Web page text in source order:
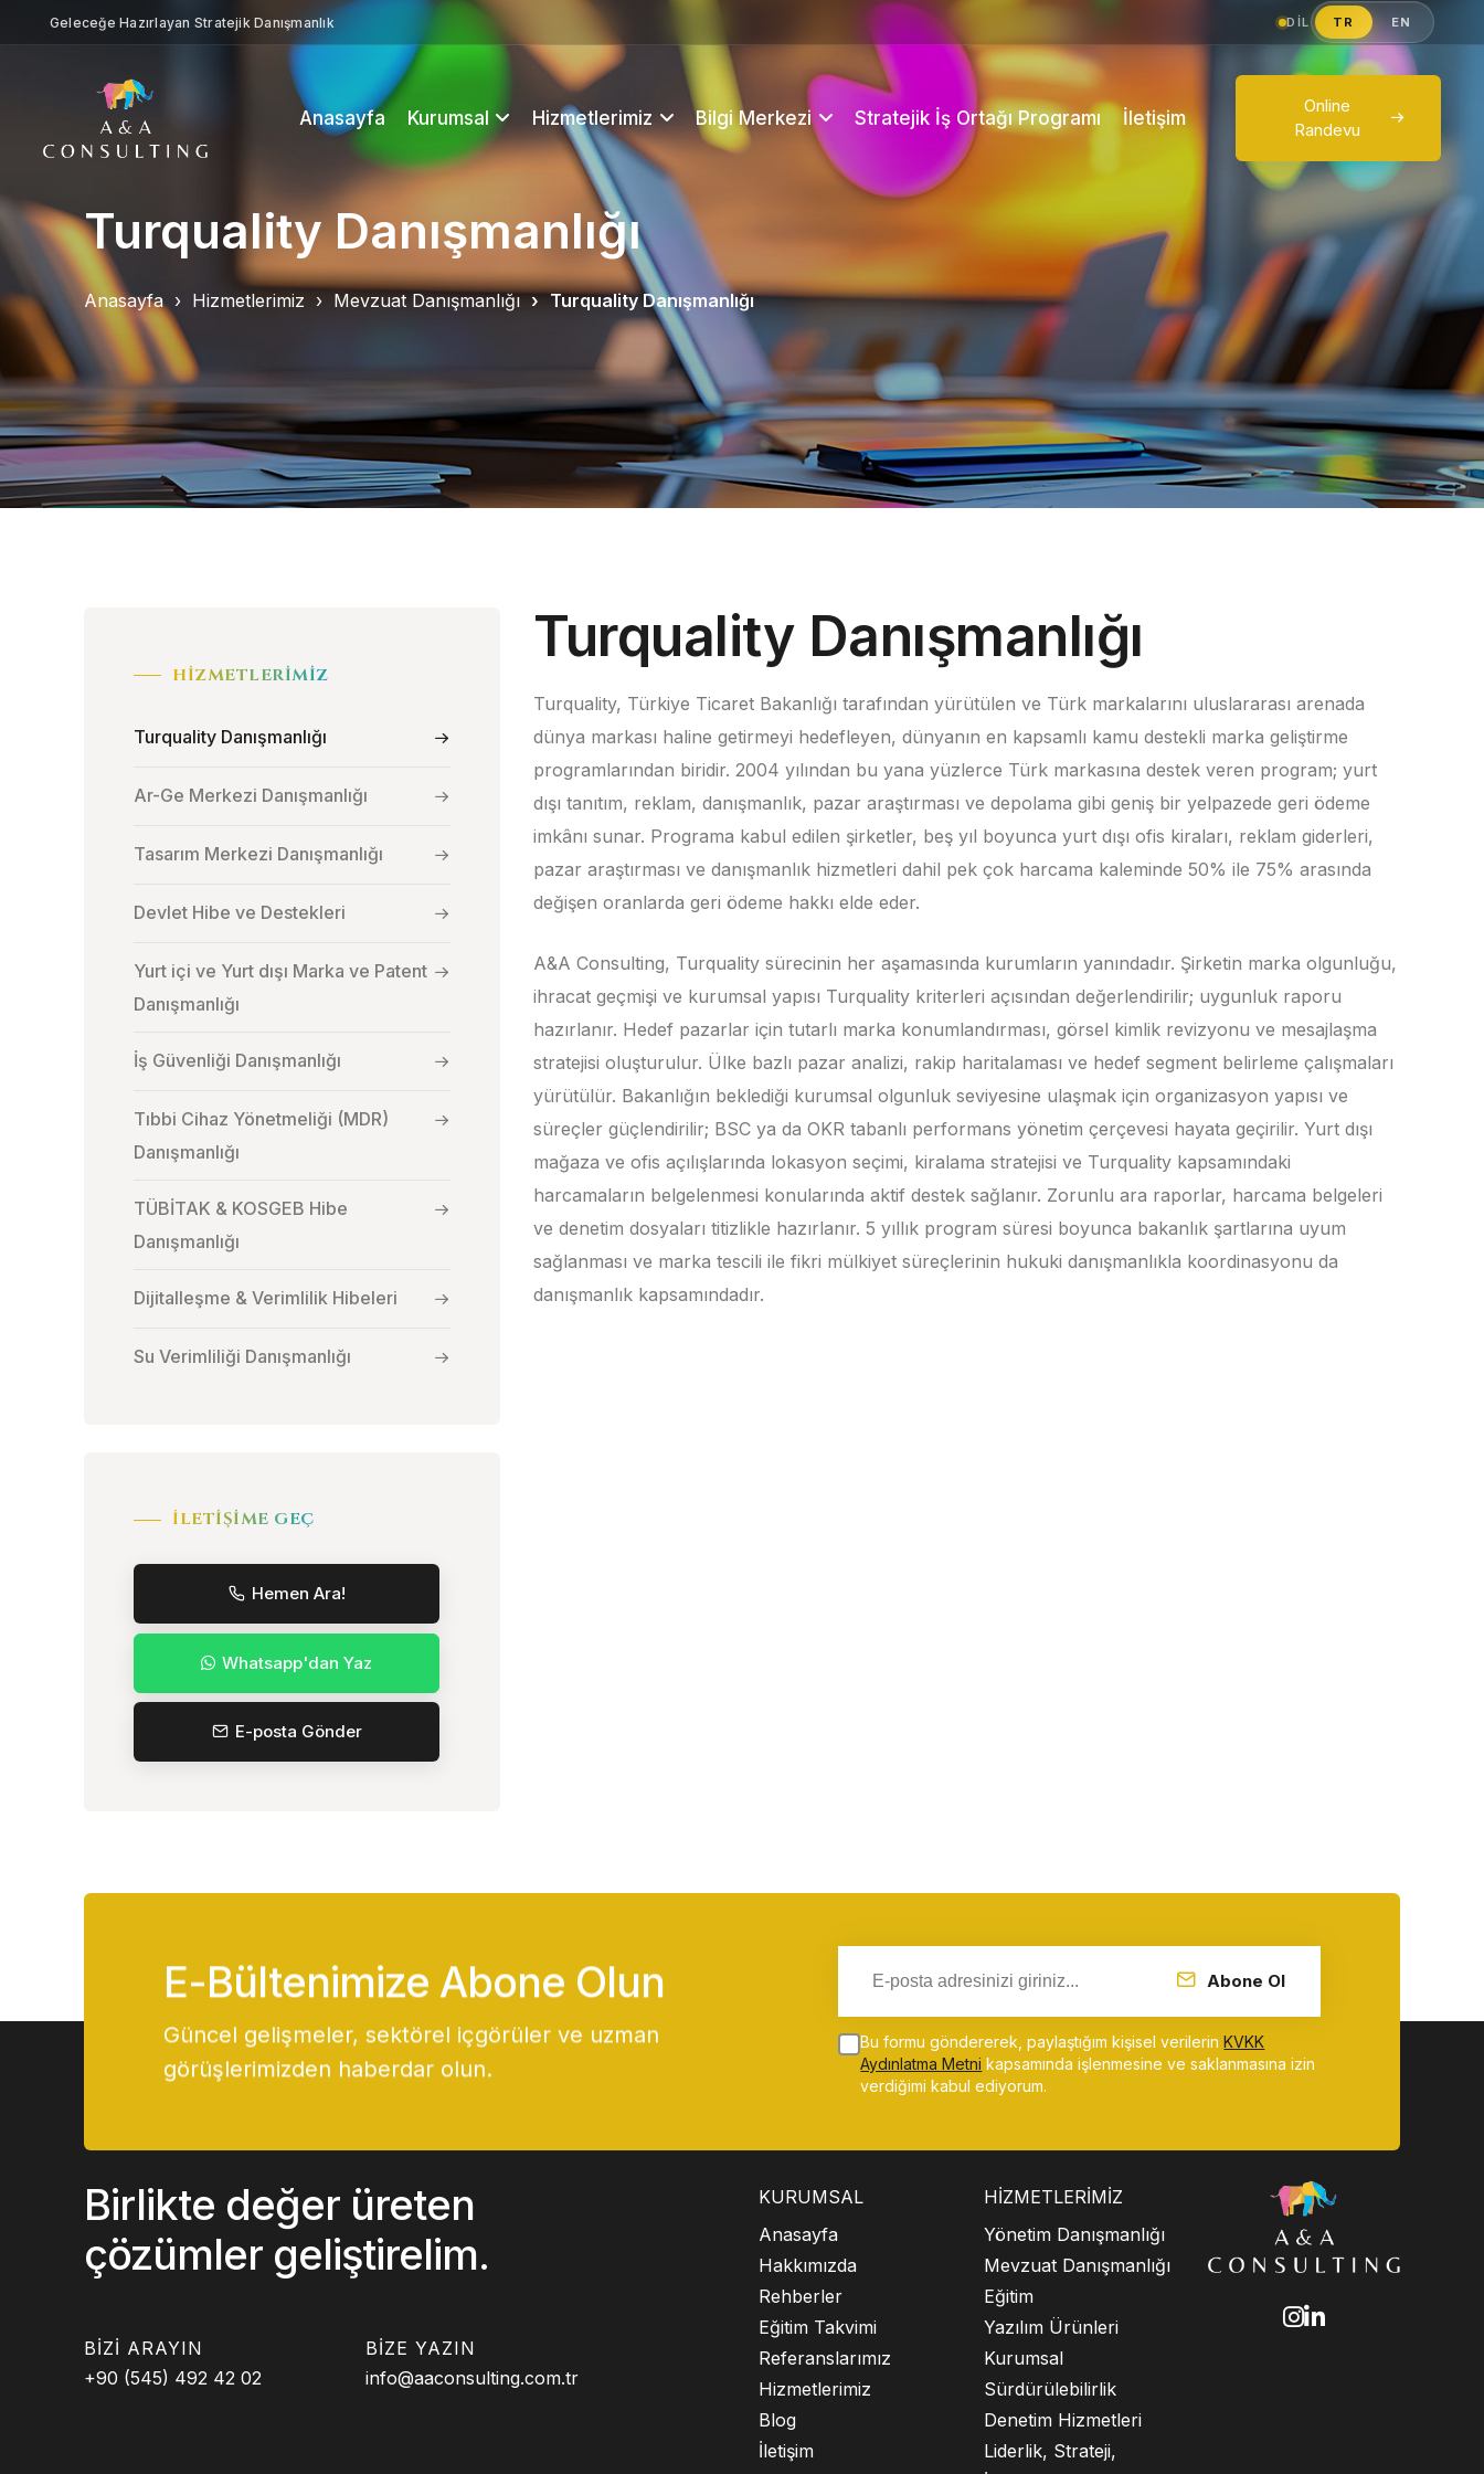
Geleceğe Hazırlayan Stratejik Danışmanlık DIL TR EN
Anasayfa Kurumsal Hizmetlerimiz Bilgi Merkezi Stratejik İş Ortağı Programı İletişim
Online
Randevu
Turquality Danışmanlığı
Anasayfa Hizmetlerimiz Mevzuat Danışmanlığı Turquality Danışmanlığı
HIZMETLERIMIZ
Turquality Danışmanlığı
Ar-Ge Merkezi Danışmanlığı
Tasarım Merkezi Danışmanlığı
Devlet Hibe ve Destekleri
Yurt içi ve Yurt dışı Marka ve Patent
Danışmanlığı
İş Güvenliği Danışmanlığı
Tıbbi Cihaz Yönetmeliği (MDR)
Danışmanlığı
TÜBİTAK & KOSGEB Hibe
Danışmanlığı
Dijitalleşme & Verimlilik Hibeleri
Su Verimliliği Danışmanlığı
İLETIŞIME GEÇ
Hemen Ara!
Whatsapp'dan Yaz
E-posta Gönder
Turquality Danışmanlığı
Turquality, Türkiye Ticaret Bakanlığı tarafından yürütülen ve Türk markalarını uluslararası arenada
dünya markası haline getirmeyi hedefleyen, dünyanın en kapsamlı kamu destekli marka geliştirme
programlarından biridir. 2004 yılından bu yana yüzlerce Türk markasına destek veren program; yurt
dışı tanıtım, reklam, danışmanlık, pazar araştırması ve depolama gibi geniş bir yelpazede geri ödeme
imkânı sunar. Programa kabul edilen şirketler, beş yıl boyunca yurt dışı ofis kiraları, reklam giderleri,
pazar araştırması ve danışmanlık hizmetleri dahil pek çok harcama kaleminde 50% ile 75% arasında
değişen oranlarda geri ödeme hakkı elde eder.
A&A Consulting, Turquality sürecinin her aşamasında kurumların yanındadır. Şirketin marka olgunluğu,
ihracat geçmişi ve kurumsal yapısı Turquality kriterleri açısından değerlendirilir; uygunluk raporu
hazırlanır. Hedef pazarlar için tutarlı marka konumlandırması, görsel kimlik revizyonu ve mesajlaşma
stratejisi oluşturulur. Ülke bazlı pazar analizi, rakip haritalaması ve hedef segment belirleme çalışmaları
yürütülür. Bakanlığın beklediği kurumsal olgunluk seviyesine ulaşmak için organizasyon yapısı ve
süreçler güçlendirilir; BSC ya da OKR tabanlı performans yönetim çerçevesi hayata geçirilir. Yurt dışı
mağaza ve ofis açılışlarında lokasyon seçimi, kiralama stratejisi ve Turquality kapsamındaki
harcamaların belgelenmesi konularında aktif destek sağlanır. Zorunlu ara raporlar, harcama belgeleri
ve denetim dosyaları titizlikle hazırlanır. 5 yıllık program süresi boyunca bakanlık şartlarına uyum
sağlanması ve marka tescili ile fikri mülkiyet süreçlerinin hukuki danışmanlıkla koordinasyonu da
danışmanlık kapsamındadır.
E-Bültenimize Abone Olun
Güncel gelişmeler, sektörel içgörüler ve uzman
görüşlerimizden haberdar olun.
Abone Ol
Bu formu göndererek, paylaştığım kişisel verilerinKVKK
Aydınlatma Metni kapsamında işlenmesine ve saklanmasına izin
verdiğimi kabul ediyorum.
Birlikte değer üreten
çözümler geliştirelim.
BIZI ARAYIN
+90 (545) 492 42 02
BIZE YAZIN
info@aaconsulting.com.tr
KURUMSAL
Anasayfa
Hakkımızda
Rehberler
Eğitim Takvimi
Referanslarımız
Hizmetlerimiz
Blog
İletişim
HIZMETLERIMIZ
Yönetim Danışmanlığı
Mevzuat Danışmanlığı
Eğitim
Yazılım Ürünleri
Kurumsal
Sürdürülebilirlik
Denetim Hizmetleri
Liderlik, Strateji,